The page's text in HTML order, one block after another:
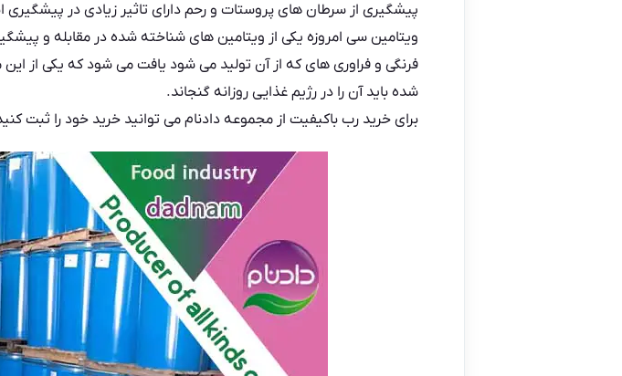
پیشگیری از سرطان های پروستات و رحم دارای تاثیر زیادی در
ویتامین سی امروزه یکی از ویتامین های شناخته شده در مقابله و
فرنگی و فراوری های که از آن تولید می شود یافت می شود که یکی از
شده باید آن را در رژیم غذایی روزانه گنجاند.
برای خرید رب باکیفیت از مجموعه دادنام می توانید خرید خود را ثبت